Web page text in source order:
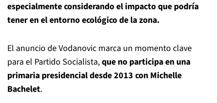
especialmente considerando el impacto que podría
tener en el entorno ecológico de la zona.
El anuncio de Vodanovic marca un momento clave
para el Partido Socialista,que no participa en una
primaria presidencial desde 2013 con Michelle
Bachelet.